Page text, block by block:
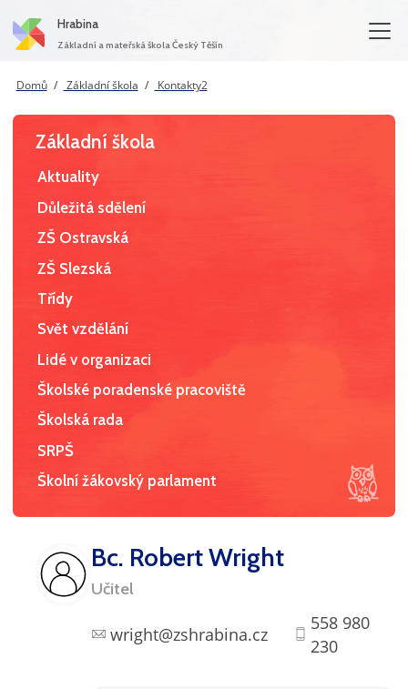
Hrabina
Základní a mateřská škola Český Těšín
Domů Základní škola Kontakty2
Základní škola
Aktuality
Důležitá sdělení
ZŠ Ostravská
ZŠ Slezská
Třídy
Svět vzdělání
Lidé v organizaci
Školské poradenské pracoviště
Školská rada
SRPŠ
Školní žákovský parlament
Bc. Robert Wright
Učitel
wright@zshrabina.cz
558 980
230